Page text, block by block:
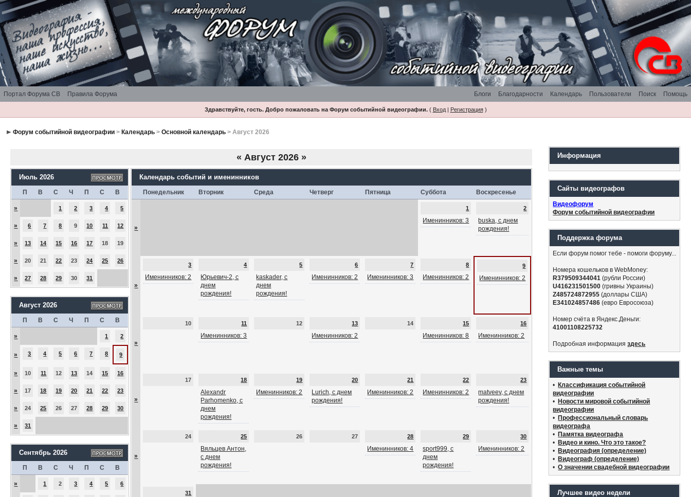
Портал Форума СВ Правила Форума Помощь
Поиск
Пользователи
Календарь
Благодарности
Блоги
Здравствуйте, гость. Добро пожаловать на Форум событийной видеографии.( Вход| Регистрация)
Форум событийной видеографии > Календарь >Основной календарь > Август 2026
« Август 2026 »
Июль 2026
П В С Ч П С В
» 1 2 3 4 5
» 6 7 8 9 10 11 12
» 13 14 15 16 17 18 19
» 20 21 22 23 24 25 26
» 27 28 29 30 31
Август 2026
П В С Ч П С В
» 1 2
» 3 4 5 6 7 8 9
» 10 11 12 13 14 15 16
» 17 18 19 20 21 22 23
» 24 25 26 27 28 29 30
» 31
Сентябрь 2026
П В С Ч П С В
» 1 2 3 4 5 6
Календарь событий и именинников
Понедельник Вторник Среда Четверг Пятница Суббота Воскресенье
»
1
Именинников: 3
2
buska, с днем
рождения!
»
3
Именинников: 2
4
Юрьевич-2, с
днем
рождения!
5
kaskader, с
днем
рождения!
6
Именинников: 2
7
Именинников: 3
8
Именинников: 2
9
Именинников: 2
»
10 11
Именинников: 3
12 13
Именинников: 2
14 15
Именинников: 8
16
Именинников: 2
»
17 18
Alexandr
Parhomenko, с
днем
рождения!
19
Именинников: 2
20
Lurich, с днем
рождения!
21
Именинников: 2
22
Именинников: 2
23
matveev, с днем
рождения!
»
24 25
Вяльцев Антон,
с днем
рождения!
26 27 28
Именинников: 4
29
sport999, с
днем
рождения!
30
Именинников: 2
31
Информация
Сайты видеографов
Видеофорум
Форум событийной видеографии
Поддержка форума
Если форум помог тебе - помоги форуму...
Номера кошельков в WebMoney:
R379509344041 (рубли России)
U416231501500 (гривны Украины)
Z485724872955 (доллары США)
E341024857486 (евро Евросоюза)
Номер счёта в Яндекс.Деньги:
41001108225732
Подробная информацияздесь
Важные темы
• Классификация событийной
видеографии
• Новости мировой событийной
видеографии
• Профессиональный словарь
видеографа
• Памятка видеографа
• Видео и кино. Что это такое?
• Видеография (определение)
• Видеограф (определение)
•О значении свадебной видеографии
Лучшее видео недели